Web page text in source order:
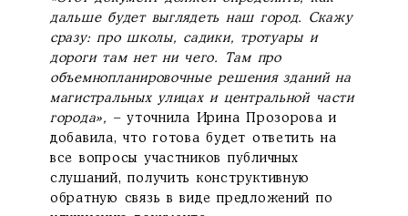
дальше будет выглядеть наш город. Скажу
сразу: про школы, садики, тротуары и
дороги там нет ни чего. Там про
объемнопланировочные решения зданий на
магистральных улицах и центральной части
города», – уточнила Ирина Прозорова и
добавила, что готова будет ответить на
все вопросы участников публичных
слушаний, получить конструктивную
обратную связь в виде предложений по